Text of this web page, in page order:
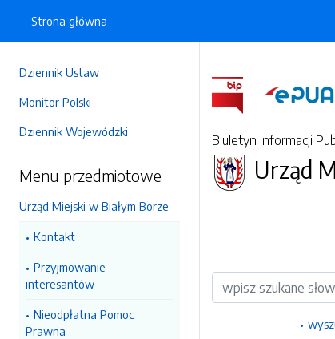
Dziennik Ustaw
Monitor Polski
Dziennik Wojewódzki
Menu przedmiotowe
Urząd Miejski w Białym Borze
Kontakt
Przyjmowanie
interesantów
Nieodpłatna Pomoc
Prawna
Strona główna
Biuletyn Informacji
Urząd
Wyszukiwarka